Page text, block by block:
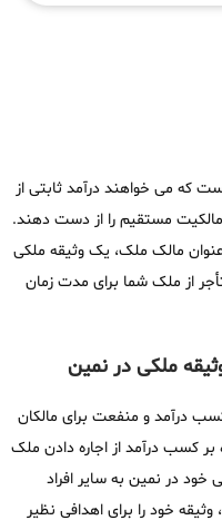
که می خواهند درآمد ثابتی از
مستقیم را از دست دهند.
عنوان مالک ملک، یک وثیقه ملکی
از ملک شما برای مدت زمان
ملکی در نمین
درآمد و منفعت برای مالکان
کسب درآمد از اجاره دادن ملک
خود در نمین به سایر افراد
خود را برای اهدافی نظیر